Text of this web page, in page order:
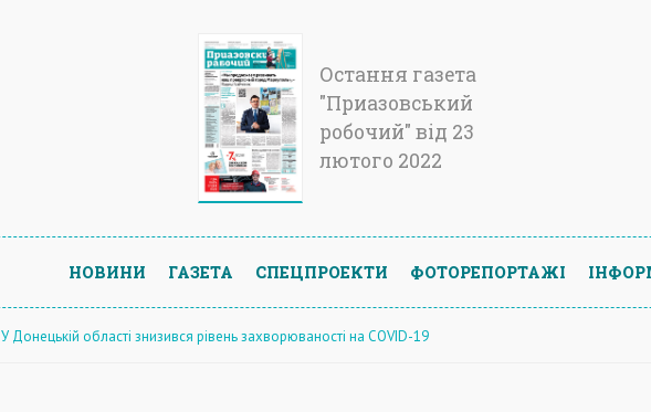
Остання газета
"Приазовський
робочий" від 23
лютого 2022
НОВИНИ ГАЗЕТА СПЕЦПРОЕКТИ ФОТОРЕПОРТАЖІ
У Донецькій області знизився рівень захворюваності на COVID-19